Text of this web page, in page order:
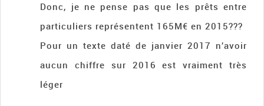
Donc, je ne pense pas que les prêts entre
particuliers représentent 165M€ en 2015???
Pour un texte daté de janvier 2017 n’avoir
aucun chiffre sur 2016 est vraiment très
léger